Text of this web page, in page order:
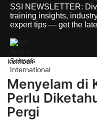
SSI NEWSLETTER:
training insights,
expert tips — get the
kembali
Menyelam di
Perlu
Pergi